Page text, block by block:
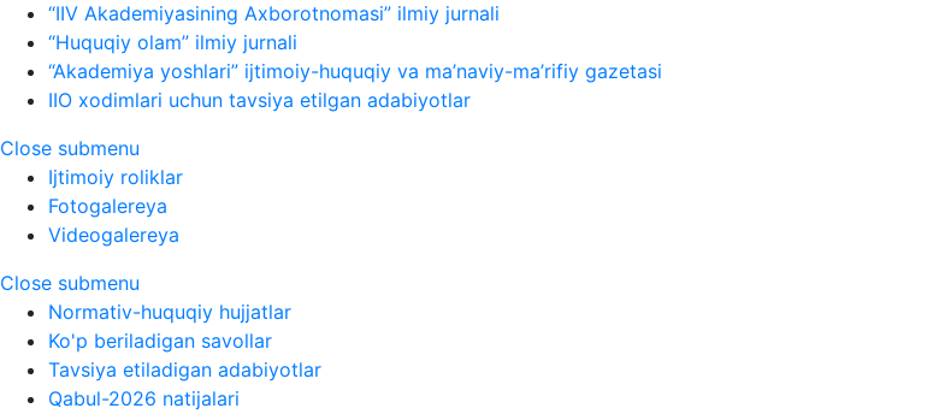
“IIV Akademiyasining Axborotnomasi” ilmiy jurnali
“Huquqiy olam” ilmiy jurnali
“Akademiya yoshlari” ijtimoiy-huquqiy va ma’naviy-ma’rifiy gazetasi
IIO xodimlari uchun tavsiya etilgan adabiyotlar
Close submenu
Ijtimoiy roliklar
Fotogalereya
Videogalereya
Close submenu
Normativ-huquqiy hujjatlar
Ko'p beriladigan savollar
Tavsiya etiladigan adabiyotlar
Qabul-2026 natijalari